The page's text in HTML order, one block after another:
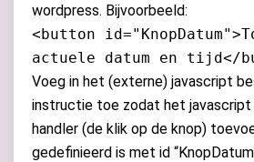
wordpress. Bijvoorbeeld:
<button
actuele datum en tijd</
Voeg in het (externe) javascript
instructie toe zodat het javascript
handler (de klik op de knop)
gedefinieerd is met id